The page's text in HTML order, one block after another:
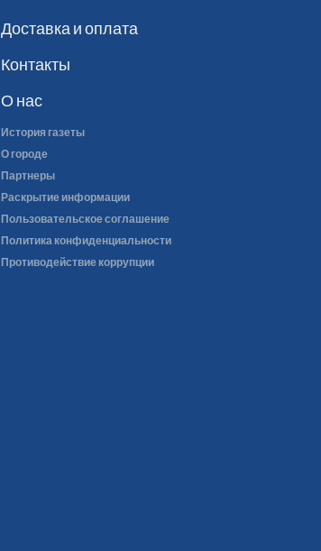
Доставка и оплата
Контакты
О нас
История газеты
О городе
Партнеры
Раскрытие информации
Пользовательское соглашение
Политика конфиденциальности
Противодействие коррупции